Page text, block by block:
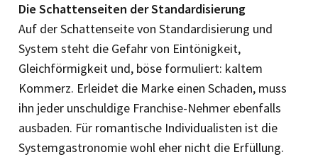
Die Schattenseiten der Standardisierung
Auf der Schattenseite von Standardisierung und
System steht die Gefahr von Eintönigkeit,
Gleichförmigkeit und, böse formuliert: kaltem
Kommerz. Erleidet die Marke einen Schaden, muss
ihn jeder unschuldige Franchise-Nehmer ebenfalls
ausbaden. Für romantische Individualisten ist die
Systemgastronomie wohl eher nicht die Erfüllung.